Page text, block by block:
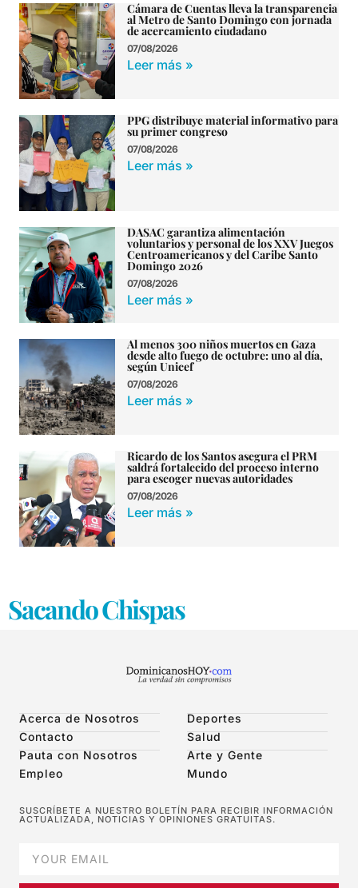
Cámara de Cuentas lleva la transparencia
al Metro de Santo Domingo con jornada
de acercamiento ciudadano
07/08/2026
Leer más »
PPG distribuye material informativo para
su primer congreso
07/08/2026
Leer más »
DASAC garantiza alimentación
voluntarios y personal de los XXV Juegos
Centroamericanos y del Caribe Santo
Domingo 2026
07/08/2026
Leer más »
Al menos 300 niños muertos en Gaza
desde alto fuego de octubre: uno al día,
según Unicef
07/08/2026
Leer más »
Ricardo de los Santos asegura el PRM
saldrá fortalecido del proceso interno
para escoger nuevas autoridades
07/08/2026
Leer más »
Sacando Chispas
Acerca de Nosotros
Contacto
Pauta con Nosotros
Empleo
Deportes
Salud
Arte y Gente
Mundo
SUSCRÍBETE A NUESTRO BOLETÍN PARA RECIBIR INFORMACIÓN
ACTUALIZADA, NOTICIAS Y OPINIONES GRATUITAS.